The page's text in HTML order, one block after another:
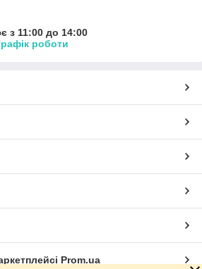
з 11:00 до 14:00
роботи
Prom.ua